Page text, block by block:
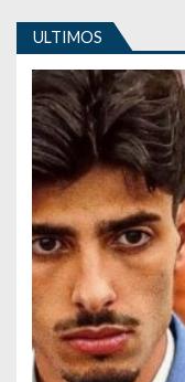
i
g
o
s
ULTIMOS